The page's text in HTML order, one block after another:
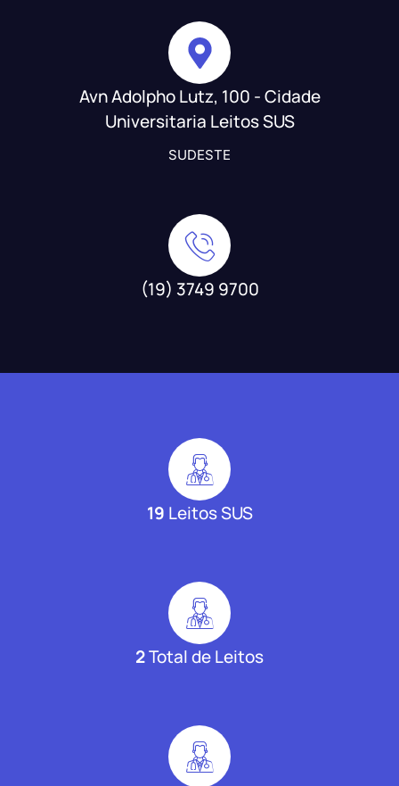
Avn Adolpho Lutz, 100 - Cidade
Universitaria Leitos SUS
SUDESTE
(19) 3749 9700
19 Leitos SUS
2Total de Leitos